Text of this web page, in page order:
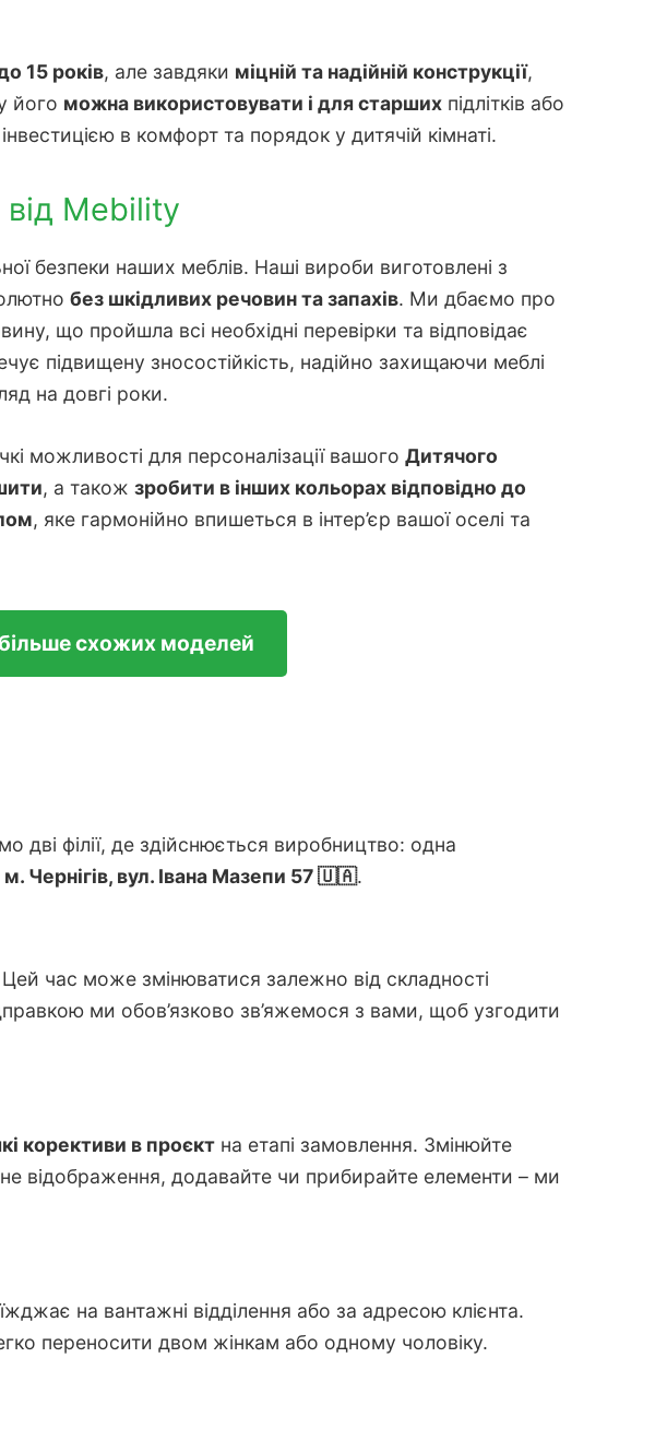
15 років, але завдяки міцній та надійній конструкції,
його можна використовувати і для старших підлітків або
в комфорт та порядок у дитячій кімнаті.
від Mebility
безпеки наших меблів. Наші вироби виготовлені з
без шкідливих речовин та запахів. Ми дбаємо про
що пройшла всі необхідні перевірки та відповідає
підвищену зносостійкість, надійно захищаючи меблі
на довгі роки.
можливості для персоналізації вашого Дитячого
, а також зробити в інших кольорах відповідно до
, яке гармонійно впишеться в інтер’єр вашої оселі та
схожих моделей
дві філії, де здійснюється виробництво: одна
м. Чернігів, вул. Івана Мазепи 57 🇺🇦.
час може змінюватися залежно від складності
ми обов’язково зв’яжемося з вами, щоб узгодити
корективи в проєкт на етапі замовлення. Змінюйте
відображення, додавайте чи прибирайте елементи – ми
на вантажні відділення або за адресою клієнта.
переносити двом жінкам або одному чоловіку.